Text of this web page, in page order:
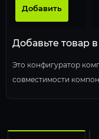
Добавьте товар
Это конфигуратор
совместимости
Добавить